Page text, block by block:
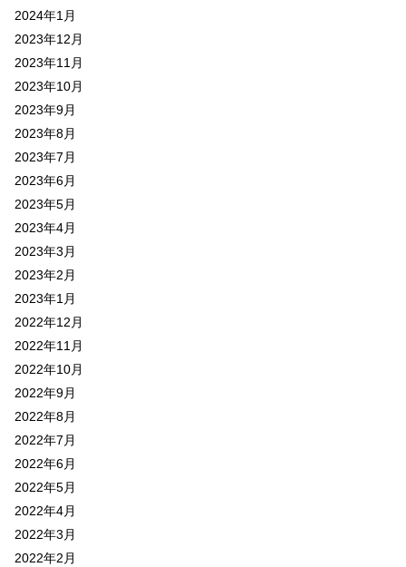
2024年1月
2023年12月
2023年11月
2023年10月
2023年9月
2023年8月
2023年7月
2023年6月
2023年5月
2023年4月
2023年3月
2023年2月
2023年1月
2022年12月
2022年11月
2022年10月
2022年9月
2022年8月
2022年7月
2022年6月
2022年5月
2022年4月
2022年3月
2022年2月